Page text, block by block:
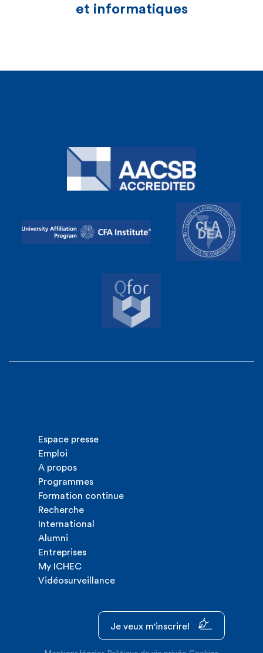
et informatiques
Espace presse
Emploi
A propos
Programmes
Formation continue
Recherche
International
Alumni
Entreprises
My ICHEC
Vidéosurveillance
Je veux m'inscrire!